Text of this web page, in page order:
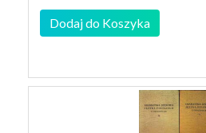
Dodaj do Koszyka